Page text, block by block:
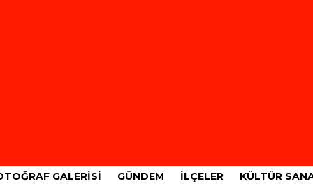
GALERISI GÜNDEM İLÇELER KÜLTÜR